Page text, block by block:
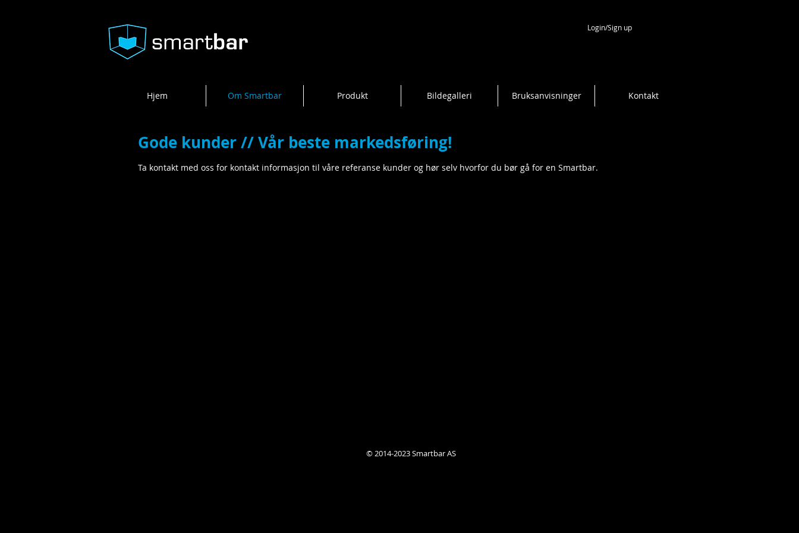
Login/Sign up
Hjem Om Smartbar Produkt Bildegalleri Bruksanvisninger Kontakt
Gode kunder // Vår beste markedsføring!
Ta kontakt med oss for kontakt informasjon til våre referanse kunder og hør selv hvorfor du bør gå for en Smartbar.
© 2014-2023 Smartbar AS